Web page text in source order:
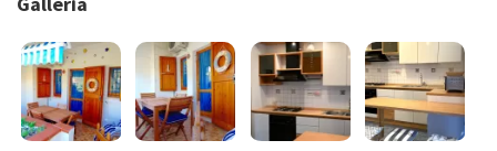
- locazione
- consumi di acqua luce e gas
- assistenza in loco 24h
- pulizia iniziale e finale